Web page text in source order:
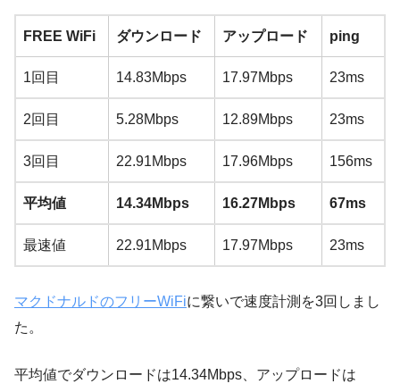
FREE WiFi ダウンロード アップロード ping
1回目 14.83Mbps 17.97Mbps 23ms
2回目 5.28Mbps 12.89Mbps 23ms
3回目 22.91Mbps 17.96Mbps 156ms
平均値 14.34Mbps 16.27Mbps 67ms
最速値 22.91Mbps 17.97Mbps 23ms
マクドナルドのフリーWiFiに繋いで速度計測を3回しまし
た。
平均値でダウンロードは14.34Mbps、アップロードは